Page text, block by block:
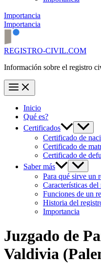
Importancia
Importancia
REGISTRO-CIVIL.COM
Información sobre el registro
Inicio
Qué es?
Certificados
Certificado de
Certificado de
Certificado de
Saber más
Para qué sirve un
Características
Funciones de un
Historia del
Importancia
Juzgado de
Valdivia